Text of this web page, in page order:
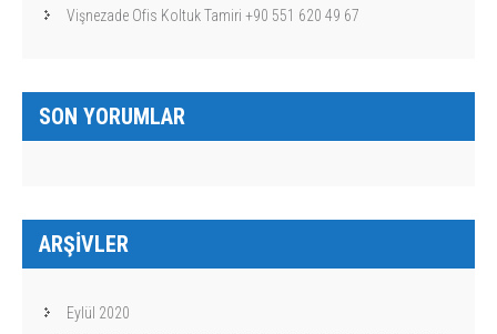
Vişnezade Ofis Koltuk Tamiri +90 551 620 49 67
SON YORUMLAR
ARŞIVLER
Eylül 2020